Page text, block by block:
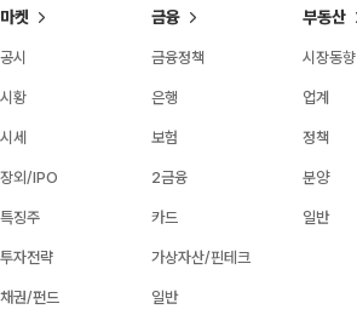
마켓
공시
시황
시세
장외/IPO
특징주
투자전략
채권/펀드
금융
금융정책
은행
보험
2금융
카드
가상자산/핀테크
일반
부동산
시장동향
업계
정책
분양
일반